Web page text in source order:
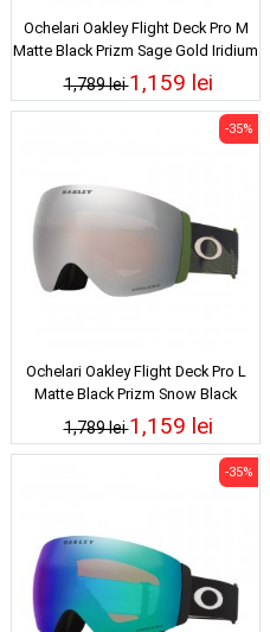
Ochelari Oakley Flight Deck Pro M
Matte Black Prizm Sage Gold Iridium
25/26
1,789 lei1,159 lei
Ochelari Oakley Flight Deck Pro L
Matte Black Prizm Snow Black
Iridium 25/26
1,789 lei
-35%
1,159 lei
-35%